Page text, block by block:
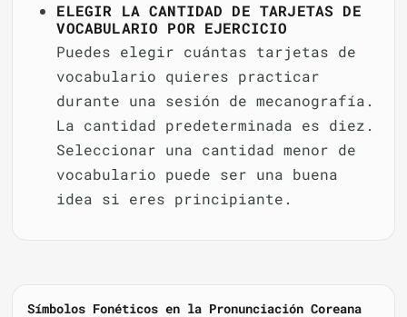
ELEGIR LA CANTIDAD DE TARJETAS DE
VOCABULARIO POR EJERCICIO
Puedes elegir cuántas tarjetas de
vocabulario quieres practicar
durante una sesión de mecanografía.
La cantidad predeterminada es diez.
Seleccionar una cantidad menor de
vocabulario puede ser una buena
idea si eres principiante.
Símbolos Fonéticos en la Pronunciación Coreana